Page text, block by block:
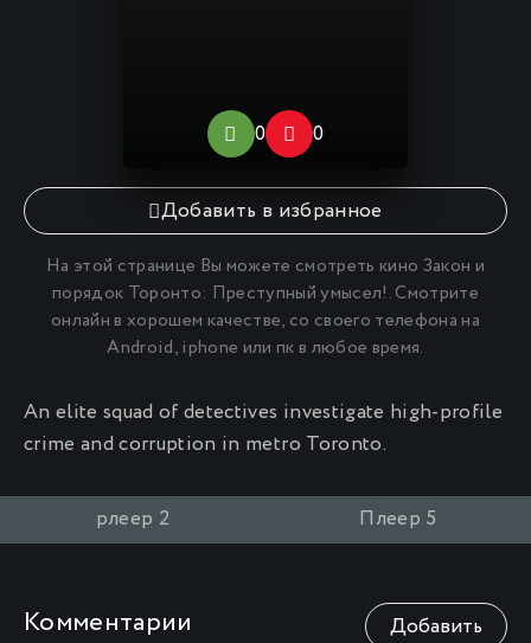
0 0
Добавить в избранное
На этой странице Вы можете смотреть кино Закон и
порядок Торонто: Преступный умысел!. Смотрите
онлайн в хорошем качестве, со своего телефона на
Android, iphone или пк в любое время.
An elite squad of detectives investigate high-profile
crime and corruption in metro Toronto.
рлеер 2 Плеер 5
Комментарии Добавить